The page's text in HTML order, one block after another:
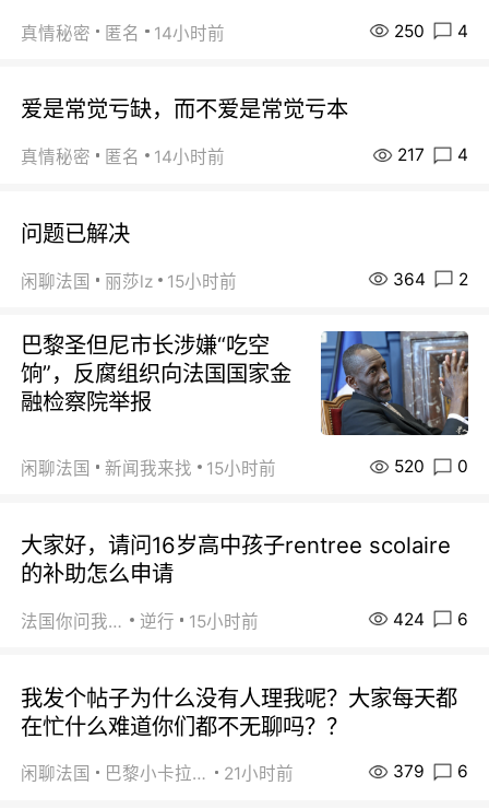
真情秘密 匿名 14小时前 250 4
爱是常觉亏缺，而不爱是常觉亏本
真情秘密 匿名 14小时前 217 4
问题已解决
闲聊法国 丽莎lz 15小时前 364 2
巴黎圣但尼市长涉嫌“吃空
饷”，反腐组织向法国国家金
融检察院举报
闲聊法国 新闻我来找 15小时前 520 0
大家好，请问16岁高中孩子rentree scolaire
的补助怎么申请
法国你问我答 逆行 15小时前 424 6
我发个帖子为什么没有人理我呢？大家每天都
在忙什么难道你们都不无聊吗？？
闲聊法国 巴黎小卡拉咪 21小时前 379 6